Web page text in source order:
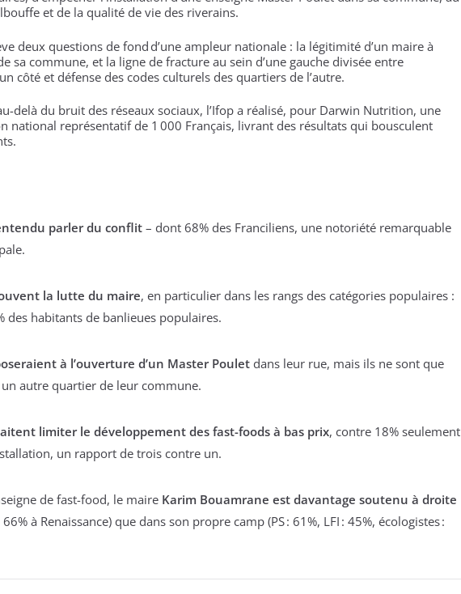
et de la qualité de vie des riverains.
deux questions de fond d’une ampleur nationale : la légitimité d’un maire à
sa commune, et la ligne de fracture au sein d’une gauche divisée entre
côté et défense des codes culturels des quartiers de l’autre.
delà du bruit des réseaux sociaux, l’Ifop a réalisé, pour Darwin Nutrition, une
national représentatif de 1 000 Français, livrant des résultats qui bousculent
parler du conflit – dont 68% des Franciliens, une notoriété remarquable
la lutte du maire, en particulier dans les rangs des catégories populaires :
des habitants de banlieues populaires.
à l’ouverture d’un Master Poulet dans leur rue, mais ils ne sont que
un autre quartier de leur commune.
limiter le développement des fast-foods à bas prix, contre 18% seulement
un rapport de trois contre un.
de fast-food, le maire Karim Bouamrane est davantage soutenu à droite
66% à Renaissance) que dans son propre camp (PS : 61%, LFI : 45%, écologistes :